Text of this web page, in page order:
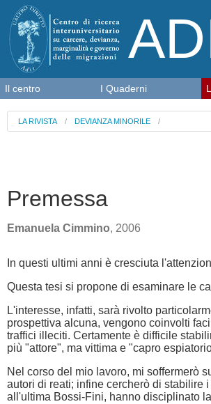
LA RIVISTA / DEVIANZA MINORILE/
Premessa
Emanuela Cimmino, 2006
In questi ultimi anni è cresciuta
Questa tesi si propone di esaminare le
L'interesse, infatti, sarà rivolto
prospettiva alcuna, vengono coinvolti
traffici illeciti. Certamente è difficile
più "attore", ma vittima e "capro
Nel corso del mio lavoro, mi soffermerò
autori di reati; infine cercherò di stabilire
all'ultima Bossi-Fini, hanno disciplinato
Il centro I Quaderni